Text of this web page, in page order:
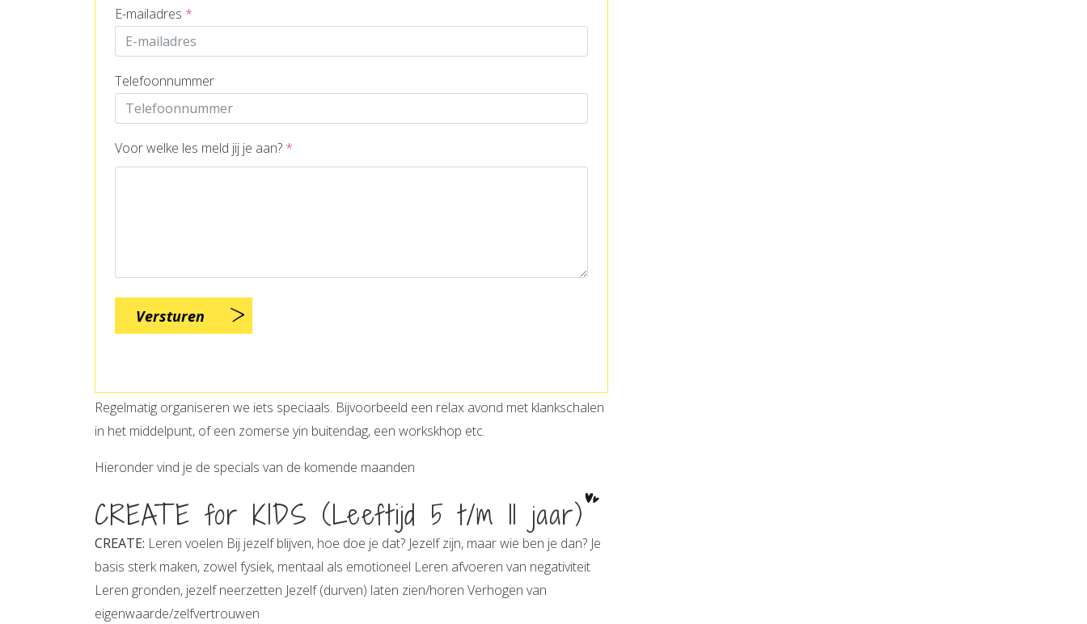
E-mailadres *
Telefoonnummer
Voor welke les meld jij je aan? *
Regelmatig organiseren we iets speciaals. Bijvoorbeeld een relax avond met klankschalen
in het middelpunt, of een zomerse yin buitendag, een workskhop etc.
Hieronder vind je de specials van de komende maanden
CREATE for KIDS (Leeftijd 5 t/m 11 jaar)
CREATE: Leren voelen Bij jezelf blijven, hoe doe je dat? Jezelf zijn, maar wie ben je dan? Je
basis sterk maken, zowel fysiek, mentaal als emotioneel Leren afvoeren van negativiteit
Leren gronden, jezelf neerzetten Jezelf (durven) laten zien/horen Verhogen van
eigenwaarde/zelfvertrouwen